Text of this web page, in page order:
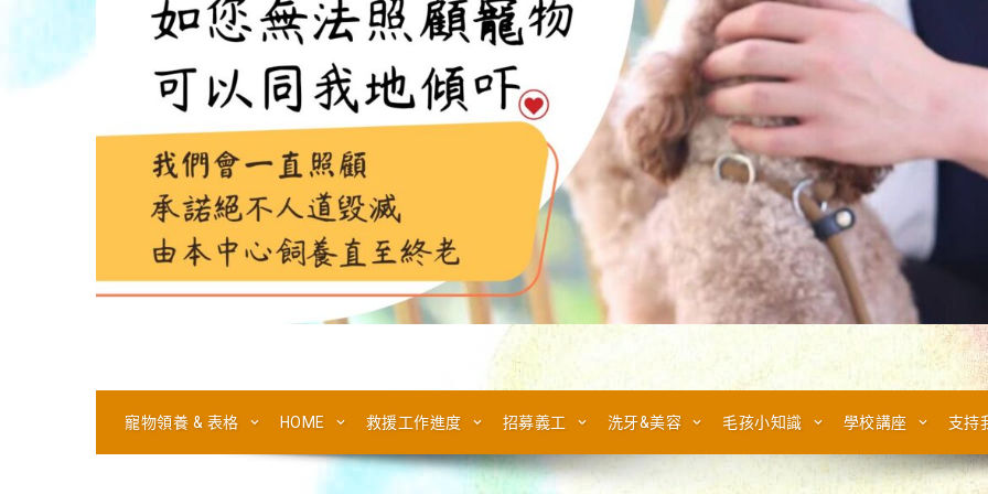
寵物領養 & 表格 HOME 救援工作進度 招募義工 洗牙&美容 毛孩小知識 學校講座 支持